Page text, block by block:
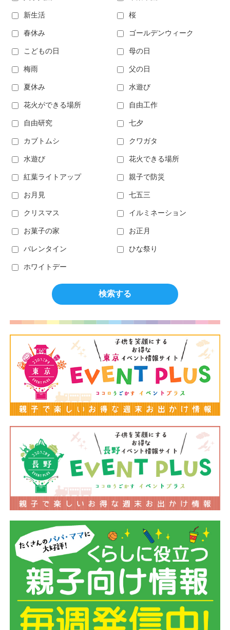
新生活 桜
春休み ゴールデンウィーク
こどもの日 母の日
梅雨 父の日
夏休み 水遊び
花火ができる場所 自由工作
自由研究 七夕
カブトムシ クワガタ
水遊び 花火できる場所
紅葉ライトアップ 親子で防災
お月見 七五三
クリスマス イルミネーション
お菓子の家 お正月
バレンタイン ひな祭り
ホワイトデー